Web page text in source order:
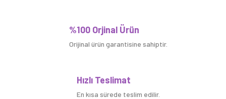
%100 Orjinal Ürün
Orijinal ürün garantisine sahiptir.
Hızlı Teslimat
En kısa sürede teslim edilir.